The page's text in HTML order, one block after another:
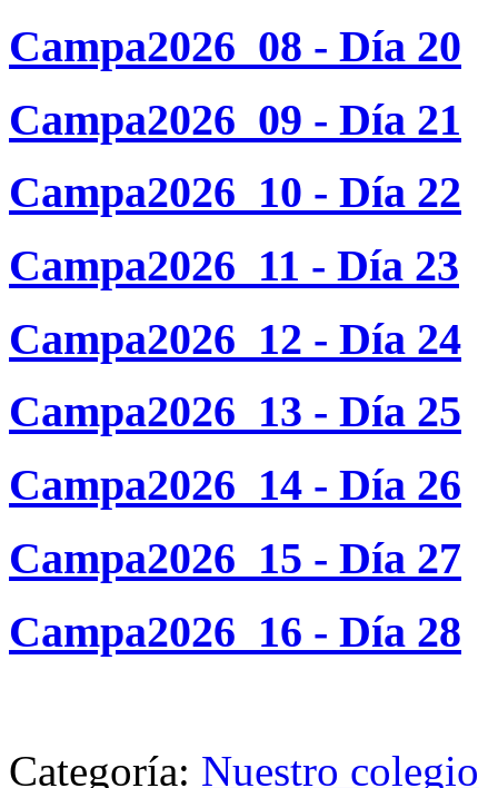
Campa2026_08 - Día 20
Campa2026_09 - Día 21
Campa2026_10 - Día 22
Campa2026_11 - Día 23
Campa2026_12 - Día 24
Campa2026_13 - Día 25
Campa2026_14 - Día 26
Campa2026_15 - Día 27
Campa2026_16 - Día 28
Categoría: Nuestro colegio